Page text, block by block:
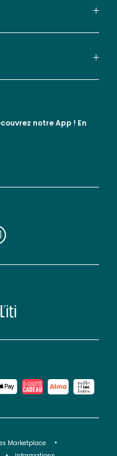
redoute
notre App ! En
Marketplace